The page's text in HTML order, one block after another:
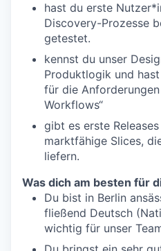
hast du erste
Discovery-Prozesse
getestet.
kennst du unser
Produktlogik und
für die
Workflows“
gibt es erste
marktfähige Slices,
liefern.
Was dich am besten für
Du bist in Berlin
fließend Deutsch
wichtig für unser